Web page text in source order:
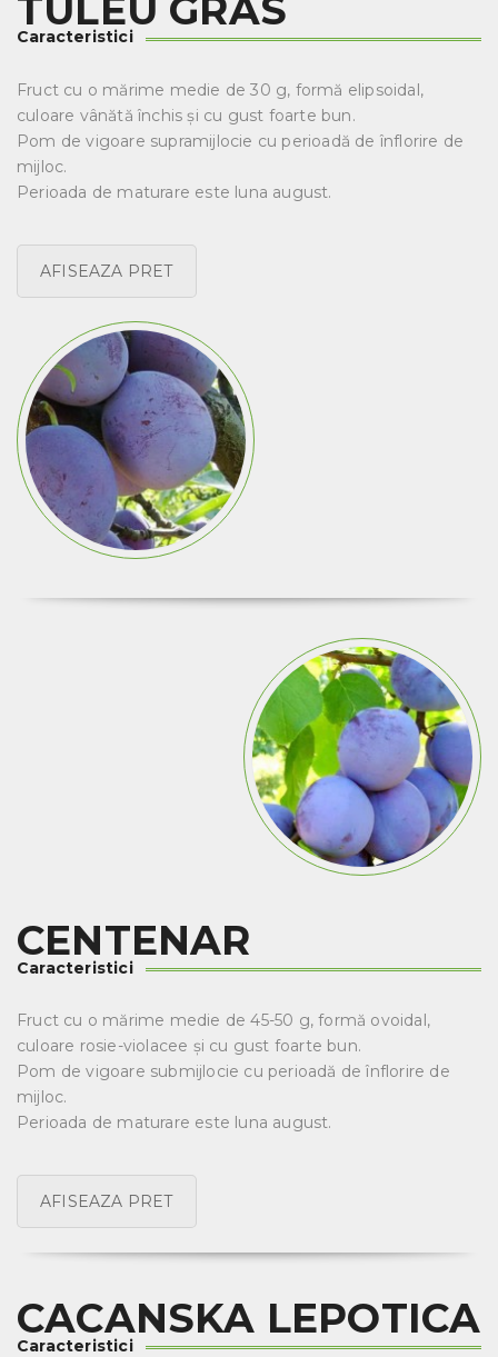
Caracteristici
Fruct cu o mărime medie de 30 g, formă elipsoidal,
culoare vânătă închis și cu gust foarte bun.
Pom de vigoare supramijlocie cu perioadă de înflorire de
mijloc.
Perioada de maturare este luna august.
AFISEAZA PRET
CENTENAR
Caracteristici
Fruct cu o mărime medie de 45-50 g, formă ovoidal,
culoare rosie-violacee și cu gust foarte bun.
Pom de vigoare submijlocie cu perioadă de înflorire de
mijloc.
Perioada de maturare este luna august.
AFISEAZA PRET
CACANSKA LEPOTICA
Caracteristici